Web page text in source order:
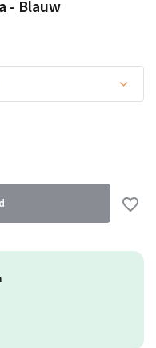
- Blauw
Uitverkocht